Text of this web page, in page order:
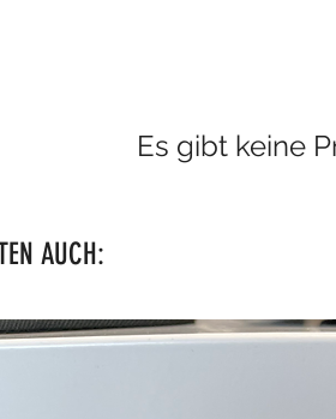
Es gibt keine
AUCH: